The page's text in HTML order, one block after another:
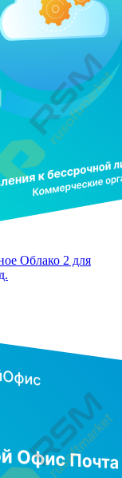
Облако 2 для